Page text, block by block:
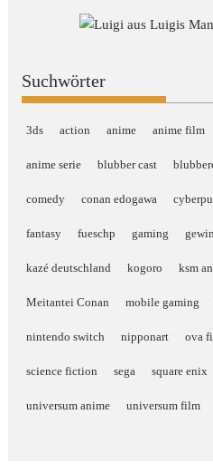
Suchwörter
3ds action anime anime film
anime serie blubber cast
comedy conan edogawa
fantasy fueschp gaming
kazé deutschland kogoro ksm
Meitantei Conan mobile gaming
nintendo switch nipponart ova
science fiction sega square enix
universum anime universum film